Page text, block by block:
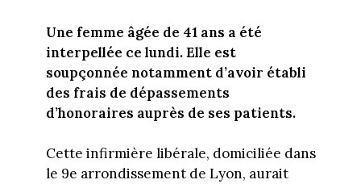
Une femme âgée de 41 ans a été
interpellée ce lundi. Elle est
soupçonnée notamment d’avoir établi
des frais de dépassements
d’honoraires auprès de ses patients.
Cette infirmière libérale, domiciliée dans
le 9e arrondissement de Lyon, aurait